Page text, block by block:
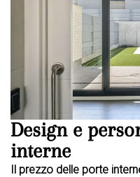
Design e
interne
Il prezzo delle porte